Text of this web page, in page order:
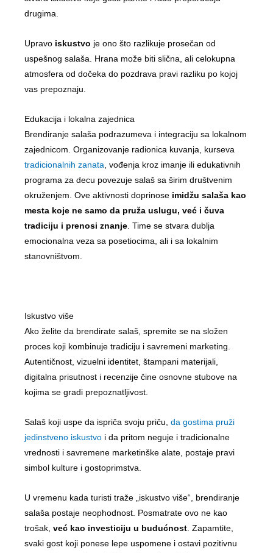
drugima.
Upravo iskustvo je ono što razlikuje prosečan od
uspešnog salaša. Hrana može biti slična, ali celokupna
atmosfera od dočeka do pozdrava pravi razliku po kojoj
vas prepoznaju.
Edukacija i lokalna zajednica
Brendiranje salaša podrazumeva i integraciju sa lokalnom
zajednicom. Organizovanje radionica kuvanja, kurseva
tradicionalnih zanata , vođenja kroz imanje ili edukativnih
programa za decu povezuje salaš sa širim društvenim
okruženjem. Ove aktivnosti doprinose imidžu salaša kao
mesta koje ne samo da pruža uslugu, već i čuva
tradiciju i prenosi znanje . Time se stvara dublja
emocionalna veza sa posetiocima, ali i sa lokalnim
stanovništvom.
Iskustvo više
Ako želite da brendirate salaš, spremite se na složen
proces koji kombinuje tradiciju i savremeni marketing.
Autentičnost, vizuelni identitet, štampani materijali,
digitalna prisutnost i recenzije čine osnovne stubove na
kojima se gradi prepoznatljivost.
Salaš koji uspe da ispriča svoju priču, da gostima pruži
jedinstveno iskustvo i da pritom neguje i tradicionalne
vrednosti i savremene marketinške alate, postaje pravi
simbol kulture i gostoprimstva.
U vremenu kada turisti traže „iskustvo više“, brendiranje
salaša postaje neophodnost. Posmatrate ovo ne kao
trošak, već kao investiciju u budućnost . Zapamtite,
svaki gost koji ponese lepe uspomene i ostavi pozitivnu